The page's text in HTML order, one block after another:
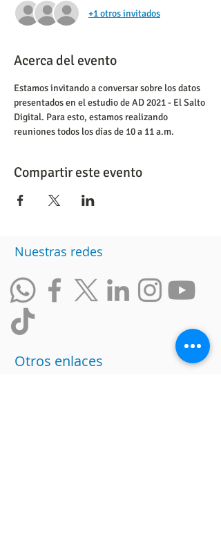
+1 otros invitados
Acerca del evento
Estamos invitando a conversar sobre los datos
presentados en el estudio de AD 2021 - El Salto
Digital. Para esto, estamos realizando
reuniones todos los días de 10 a 11 a.m.
Compartir este evento
Nuestras redes
Otros enlaces